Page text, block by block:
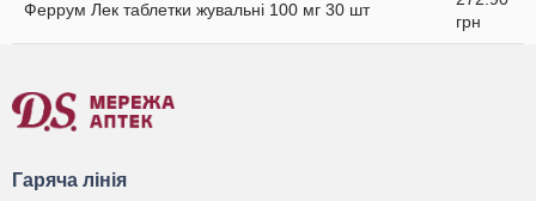
Феррум Лек таблетки жувальні 100 мг 30 шт
грн
Гаряча лінія